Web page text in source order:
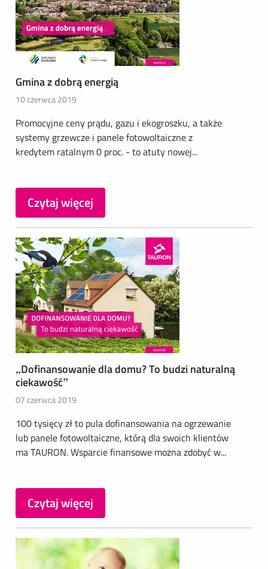
Gmina z dobrą energią
10 czerwca 2019
Promocyjne ceny prądu, gazu i ekogroszku, a także
systemy grzewcze i panele fotowoltaiczne z
kredytem ratalnym 0 proc. - to atuty nowej...
Czytaj więcej
„Dofinansowanie dla domu? To budzi naturalną
ciekawość”
07 czerwca 2019
100 tysięcy zł to pula dofinansowania na ogrzewanie
lub panele fotowoltaiczne, którą dla swoich klientów
ma TAURON. Wsparcie finansowe można zdobyć w...
Czytaj więcej